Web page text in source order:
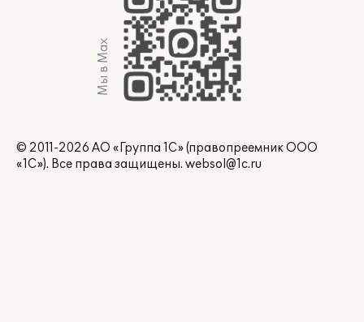
Мы в Max
© 2011-2026 АО «Группа 1С» (правопреемник ООО
«1С»). Все права защищены. websol@1c.ru